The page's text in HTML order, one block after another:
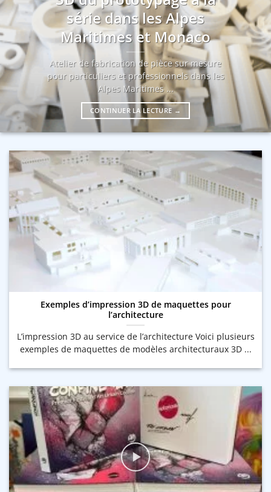
série dans les Alpes
Maritimes et Monaco
Atelier de fabrication de pièce sur mesure
pour particuliers et professionnels dans les
Alpes Maritimes ...
CONTINUER LA LECTURE →
Exemples d’impression 3D de maquettes pour
l’architecture
L’impression 3D au service de l’architecture Voici plusieurs
exemples de maquettes de modèles architecturaux 3D ...